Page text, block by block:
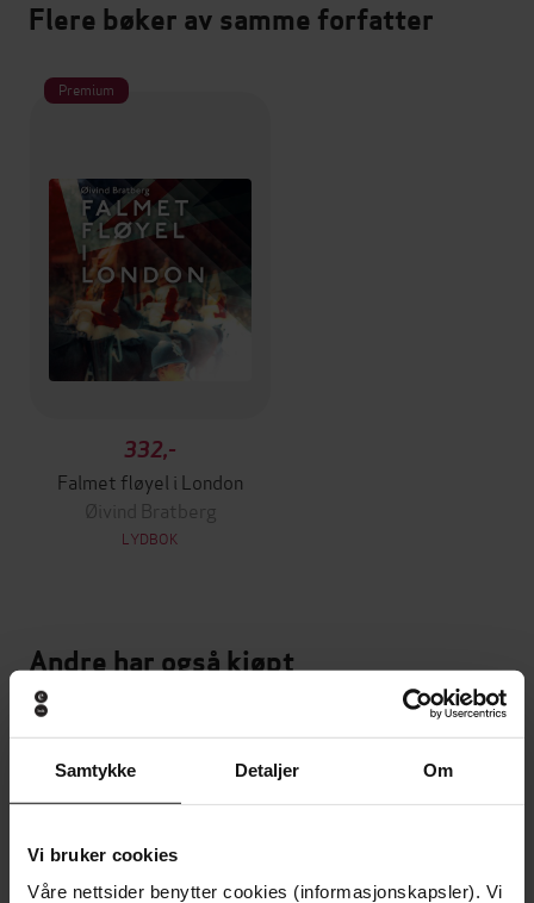
Samtykke Detaljer Om
Vi bruker cookies
Våre nettsider benytter cookies (informasjonskapsler). Vi
Flere bøker av samme forfatter
Premium
332,-
Falmet fløyel i London
Øivind Bratberg
LYDBOK
Andre har også kjøpt